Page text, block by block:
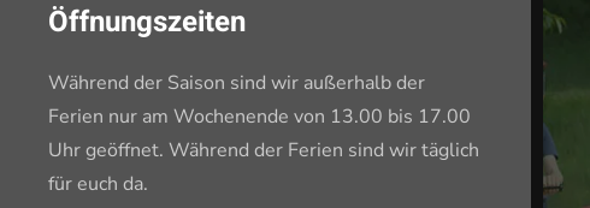
Öffnungszeiten
Während der Saison sind wir außerhalb der
Ferien nur am Wochenende von 13.00 bis 17.00
Uhr geöffnet. Während der Ferien sind wir täglich
für euch da.